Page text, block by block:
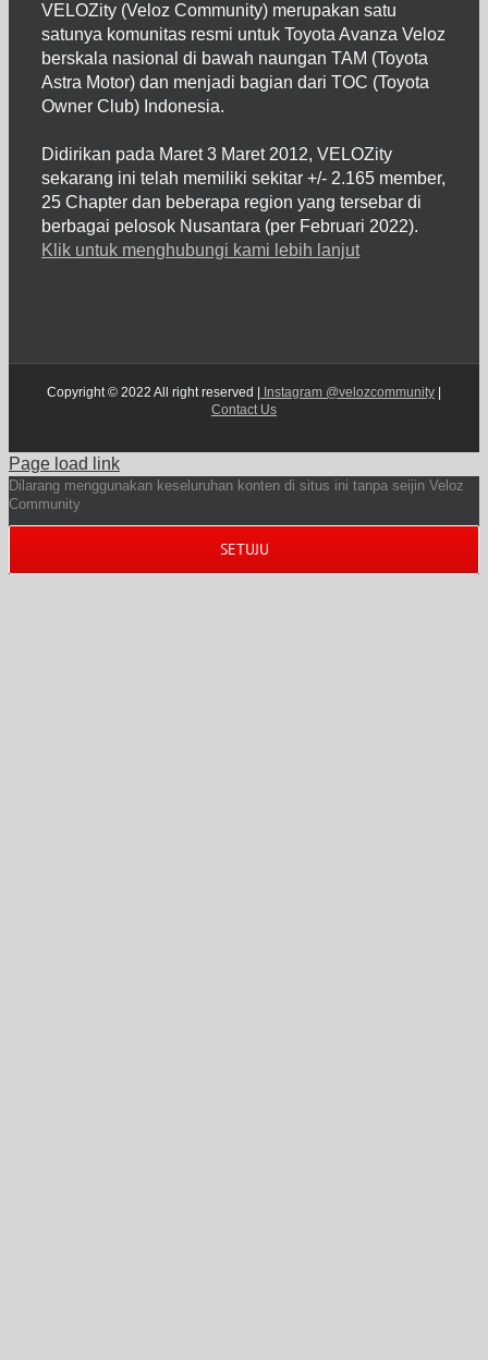
VELOZity (Veloz Community) merupakan satu
satunya komunitas resmi untuk Toyota Avanza Veloz
berskala nasional di bawah naungan TAM (Toyota
Astra Motor) dan menjadi bagian dari TOC (Toyota
Owner Club) Indonesia.
Didirikan pada Maret 3 Maret 2012, VELOZity
sekarang ini telah memiliki sekitar +/- 2.165 member,
25 Chapter dan beberapa region yang tersebar di
berbagai pelosok Nusantara (per Februari 2022).
Klik untuk menghubungi kami lebih lanjut
Copyright © 2022 All right reserved | Instagram @velozcommunity
Contact Us
Page load link
Dilarang menggunakan keseluruhan konten di situs ini tanpa seijin Veloz
Community
SETUJU